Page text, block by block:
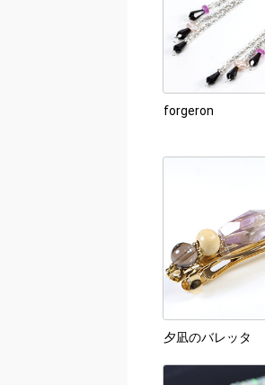
forgeron
夕凪のバレッタ